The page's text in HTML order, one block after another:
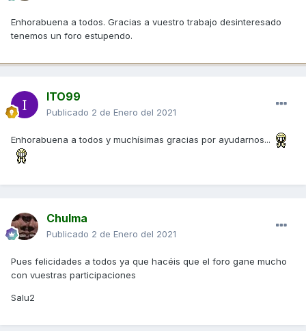
Enhorabuena a todos. Gracias a vuestro trabajo desinteresado
tenemos un foro estupendo.
ITO99
Publicado 2 de Enero del 2021
Enhorabuena a todos y muchísimas gracias por ayudarnos...
Chulma
Publicado 2 de Enero del 2021
Pues felicidades a todos ya que hacéis que el foro gane mucho
con vuestras participaciones
Salu2